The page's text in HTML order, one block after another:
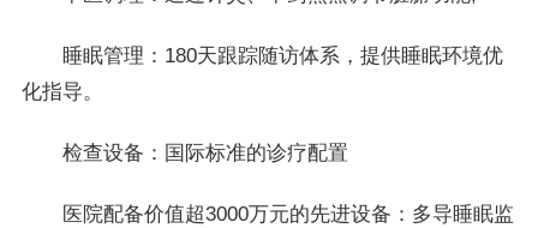
睡眠管理：180天跟踪随访体系，提供睡眠环境优
化指导。
检查设备：国际标准的诊疗配置
医院配备价值超3000万元的先进设备：多导睡眠监